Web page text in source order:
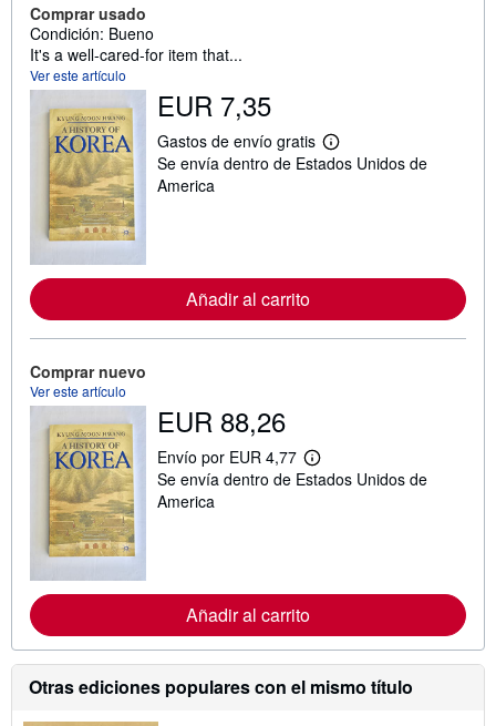
Comprar usado
Condición: Bueno
It's a well-cared-for item that...
Ver este artículo
EUR 7,35
Gastos de envío gratis
M
á
m
a
a
e
e
n
v
Se envía dentro de Estados Unidos de
America
Añadir al carrito
Comprar nuevo
Ver este artículo
EUR 88,26
Envío por EUR 4,77
M
á
m
i
ó
n
s
Se envía dentro de Estados Unidos de
America
Añadir al carrito
Otras ediciones populares con el mismo título